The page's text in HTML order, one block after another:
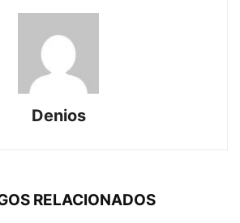
Denios
RELACIONADOS